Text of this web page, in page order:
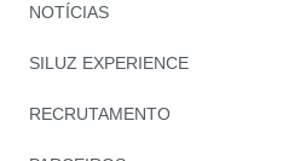
NOTÍCIAS
SILUZ EXPERIENCE
RECRUTAMENTO